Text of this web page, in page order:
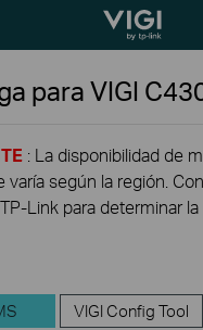
TP-Link, Reliably
paraVIGI
: La disponibilidad de
varía según la región.
Link para determinar
VIGI Config Tool